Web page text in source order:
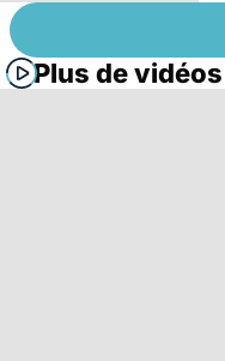
Plus de vidéos